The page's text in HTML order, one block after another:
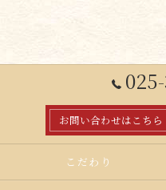
お問い合わせはこちら
こだわり